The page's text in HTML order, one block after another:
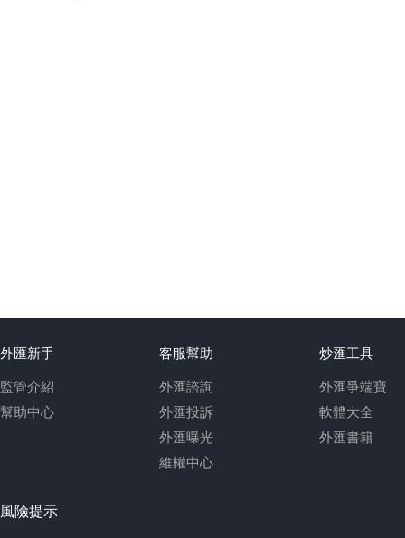
外匯新手
監管介紹
幫助中心
客服幫助
外匯諮詢
外匯投訴
外匯曝光
維權中心
炒匯工具
外匯爭端寶
軟體大全
外匯書籍
風險提示